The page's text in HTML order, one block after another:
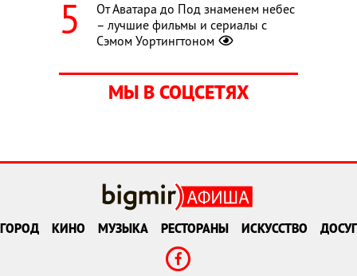
От Аватара до Под знаменем небес
– лучшие фильмы и сериалы с
Сэмом Уортингтоном
МЫ В СОЦСЕТЯХ
ГОРОД КИНО МУЗЫКА РЕСТОРАНЫ ИСКУССТВО ДОСУГ